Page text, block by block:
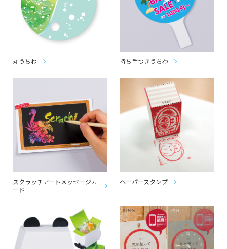
丸うちわ 持ち手つきうちわ
スクラッチアートメッセージカ
ード
ペーパースタンプ